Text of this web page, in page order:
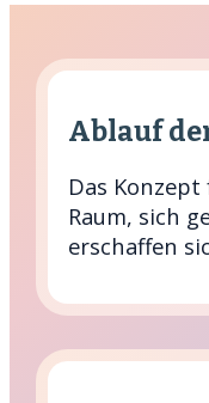
Ablauf
Das
Raum, sich
erschaffen